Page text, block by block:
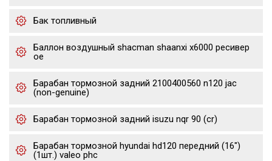
Бак топливный
Баллон воздушный shacman shaanxi x6000 ресивер
oe
Барабан тормозной задний 2100400560 n120 jac
(non-genuine)
Барабан тормозной задний isuzu nqr 90 (cr)
Барабан тормозной hyundai hd120 передний (16")
(1шт.) valeo phc